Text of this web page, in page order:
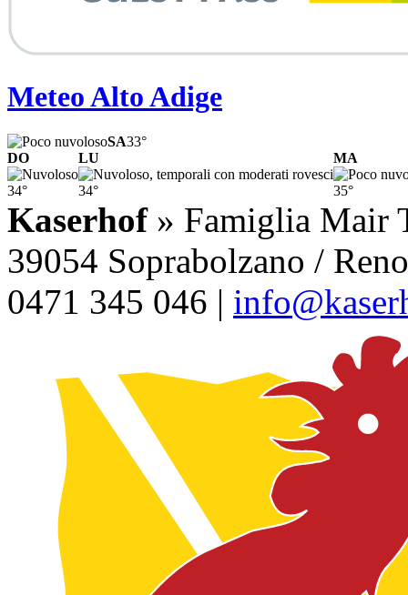
Meteo Alto Adige
SA33°
DO
34°
LU
34°
MA
35°
Kaserhof» Famiglia Mair
39054 Soprabolzano /
0471 345 046 |